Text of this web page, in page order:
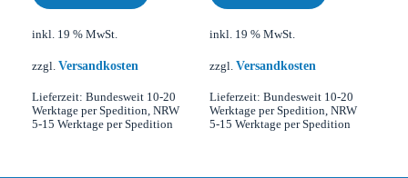
inkl. 19 % MwSt.
zzgl. Versandkosten
Lieferzeit: Bundesweit 10-20
Werktage per Spedition, NRW
5-15 Werktage per Spedition
inkl. 19 % MwSt.
zzgl. Versandkosten
Lieferzeit: Bundesweit 10-20
Werktage per Spedition, NRW
5-15 Werktage per Spedition